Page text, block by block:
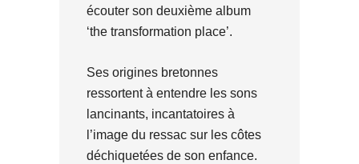
écouter son deuxième album
‘the transformation place’.
Ses origines bretonnes
ressortent à entendre les sons
lancinants, incantatoires à
l’image du ressac sur les côtes
déchiquetées de son enfance.